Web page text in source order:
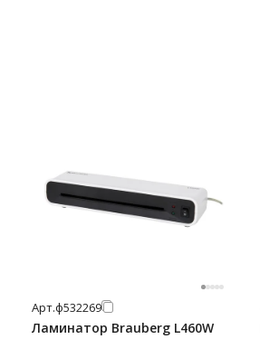
Арт.ф532269
Ламинатор Brauberg L460W